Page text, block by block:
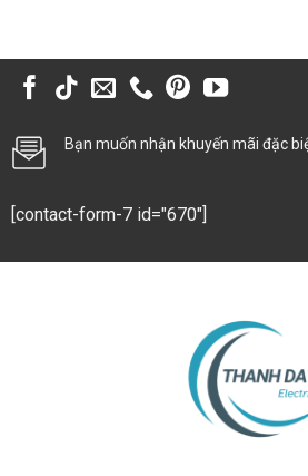
Bạn muốn nhận khuyến mãi đặc
[contact-form-7 id="670"]